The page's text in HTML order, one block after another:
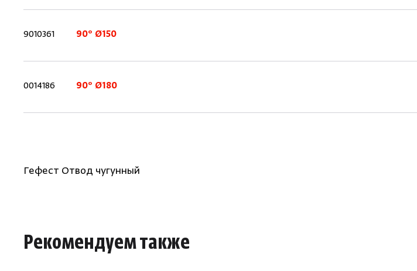
9010361 90° Ø150
0014186 90° Ø180
Гефест Отвод чугунный
Рекомендуем также